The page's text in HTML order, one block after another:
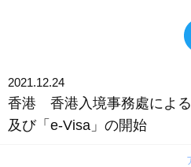
2021.12.24
香港 香港入境事務處によ
及び「e-Visa」の開始